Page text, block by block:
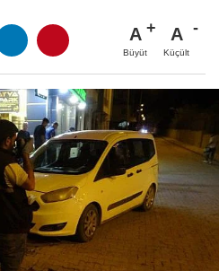
A
Büyüt
A
Küçült